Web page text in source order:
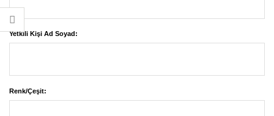
Yetkili Kişi Ad Soyad:
Renk/Çeşit: